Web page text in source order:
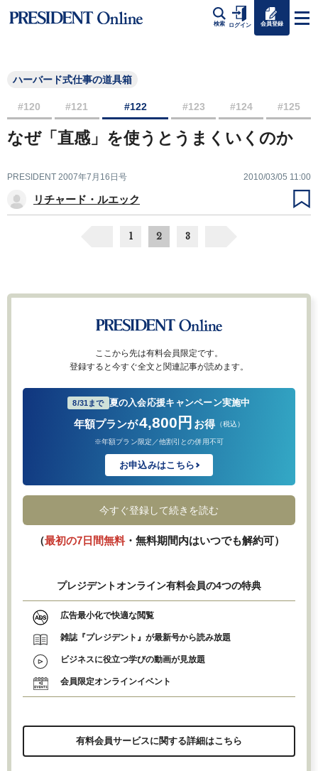
検索 ログイン 会員登録
ハーバード式仕事の道具箱
#120 #121 #122 #123 #124 #125
なぜ「直感」を使うとうまくいくのか
PRESIDENT 2007年7月16日号 2010/03/05 11:00
リチャード・ルエック
1 2 3
ここから先は有料会員限定です。
登録すると今すぐ全文と関連記事が読めます。
8/31まで 夏の入会応援キャンペーン実施中
年額プランが4,800円 お得 （税込）
※年額プラン限定／他割引との併用不可
お申込みはこちら
今すぐ登録して続きを読む
（最初の7日間無料・無料期間内はいつでも解約可）
プレジデントオンライン有料会員の4つの特典
広告最小化で快適な閲覧
雑誌『プレジデント』が最新号から読み放題
ビジネスに役立つ学びの動画が見放題
会員限定オンラインイベント
有料会員サービスに関する詳細はこちら